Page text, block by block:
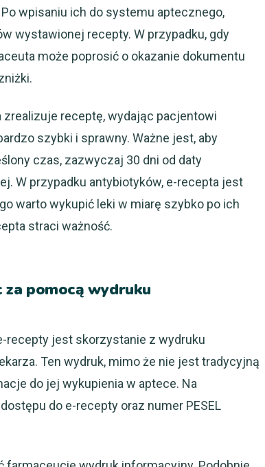
wpisaniu ich do systemu aptecznego,
wystawionej recepty. W przypadku, gdy
może poprosić o okazanie dokumentu
receptę, wydając pacjentowi
szybki i sprawny. Ważne jest, aby
czas, zazwyczaj 30 dni od daty
W przypadku antybiotyków, e-recepta jest
warto wykupić leki w miarę szybko po ich
straci ważność.
pomocą wydruku
recepty jest skorzystanie z wydruku
Ten wydruk, mimo że nie jest tradycyjną
do jej wykupienia w aptece. Na
do e-recepty oraz numer PESEL